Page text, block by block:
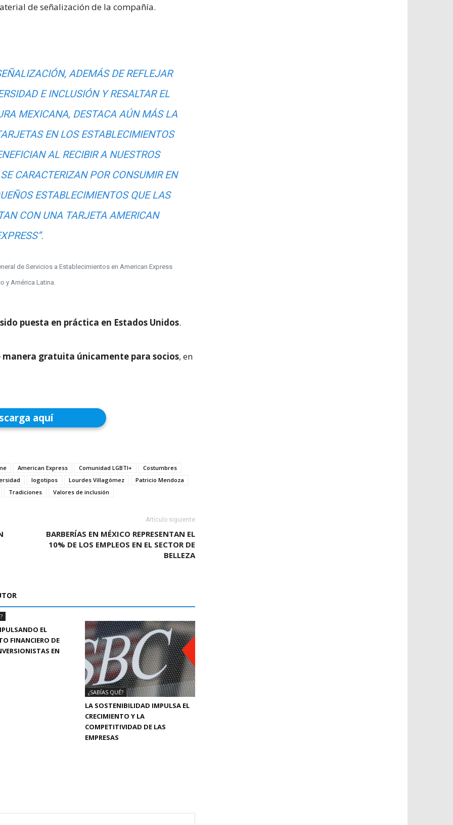
de señalización de la compañía.
ADEMÁS DE REFLEJAR
E INCLUSIÓN Y RESALTAR EL
MEXICANA, DESTACA AÚN MÁS LA
EN LOS ESTABLECIMIENTOS
AL RECIBIR A NUESTROS
CARACTERIZAN POR CONSUMIR EN
ESTABLECIMIENTOS QUE LAS
CON UNA TARJETA AMERICAN
de Servicios a Establecimientos en American Express
y América Latina.
puesta en práctica en Estados Unidos.
manera gratuita únicamente para socios, en
aquí
American Express Comunidad LGBTI+
Costumbres
logotipos Lourdes Villagómez
Patricio Mendoza
Tradiciones
Valores de inclusión
Artículo siguiente
BARBERÍAS EN MÉXICO REPRESENTAN EL
10% DE LOS EMPLEOS EN EL SECTOR DE
BELLEZA
EL
FINANCIERO DE
EN
¿SABÍAS QUÉ?
LA SOSTENIBILIDAD IMPULSA EL
CRECIMIENTO Y LA
COMPETITIVIDAD DE LAS
EMPRESAS